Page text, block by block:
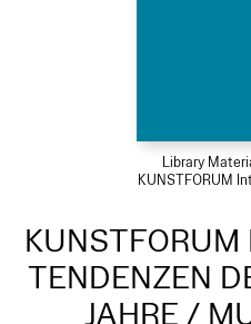
Library
KUNSTFORUM
TENDENZEN
JAHRE /